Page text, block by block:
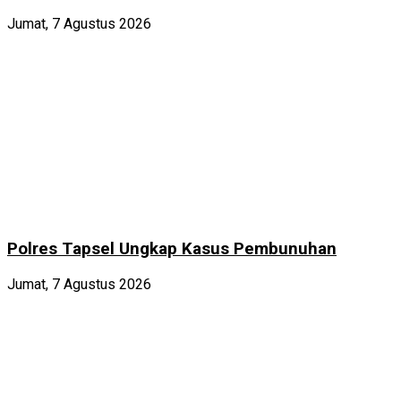
Jumat, 7 Agustus 2026
Polres Tapsel Ungkap Kasus Pembunuhan
Jumat, 7 Agustus 2026